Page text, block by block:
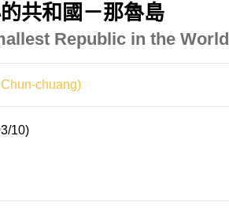
共和國－那魯島
Republic in the World
chuang)
10)